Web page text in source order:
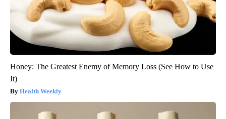
Honey: The Greatest Enemy of Memory Loss (See How to Use
It)
Health Weekly